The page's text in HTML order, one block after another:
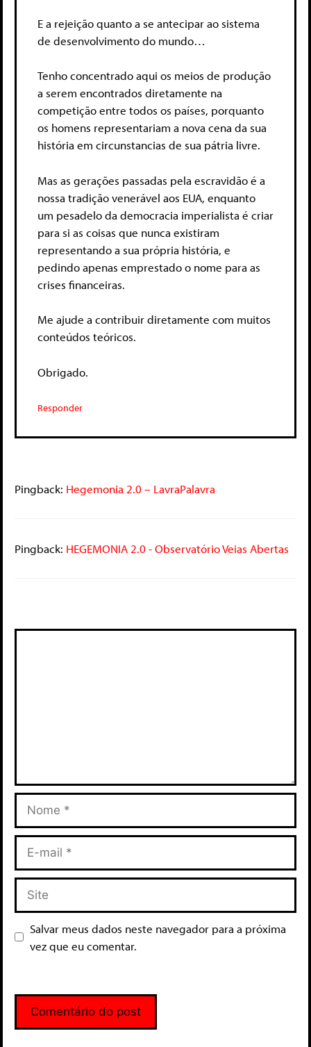
E a rejeição quanto a se antecipar ao sistema
de desenvolvimento do mundo…
Tenho concentrado aqui os meios de produção
a serem encontrados diretamente na
competição entre todos os países, porquanto
os homens representariam a nova cena da sua
história em circunstancias de sua pátria livre.
Mas as gerações passadas pela escravidão é a
nossa tradição venerável aos EUA, enquanto
um pesadelo da democracia imperialista é criar
para si as coisas que nunca existiram
representando a sua própria história, e
pedindo apenas emprestado o nome para as
crises financeiras.
Me ajude a contribuir diretamente com muitos
conteúdos teóricos.
Obrigado.
Responder
Pingback: Hegemonia 2.0 – LavraPalavra
Pingback: HEGEMONIA 2.0 - Observatório Veias Abertas
Salvar meus dados neste navegador para a próxima
vez que eu comentar.